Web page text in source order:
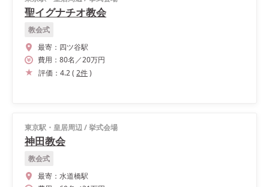
聖イグナチオ教会
教会式
最寄： 四ツ谷駅
費用： 80名 ／20万円
評価： 4.2( 2件)
東京駅・皇居周辺/挙式会場
神田教会
教会式
最寄： 水道橋駅